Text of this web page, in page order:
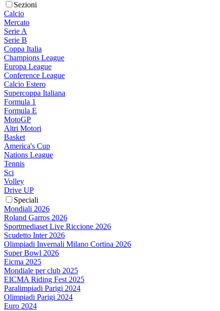
Sezioni
Calcio
Mercato
Serie A
Serie B
Coppa Italia
Champions League
Europa League
Conference League
Calcio Estero
Supercoppa Italiana
Formula 1
Formula E
MotoGP
Altri Motori
Basket
America's Cup
Nations League
Tennis
Sci
Volley
Drive UP
Speciali
Mondiali 2026
Roland Garros 2026
Sportmediaset Live Riccione 2026
Scudetto Inter 2026
Olimpiadi Invernali Milano Cortina 2026
Super Bowl 2026
Eicma 2025
Mondiale per club 2025
EICMA Riding Fest 2025
Paralimpiadi Parigi 2024
Olimpiadi Parigi 2024
Euro 2024